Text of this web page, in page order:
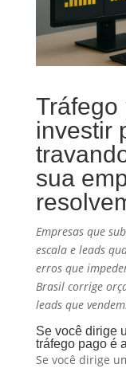
Tráfego
investir
sua
Empresas que
escala e leads
erros que
Brasil corrige
leads que
Se você dirige
tráfego pago é
Se você dirige